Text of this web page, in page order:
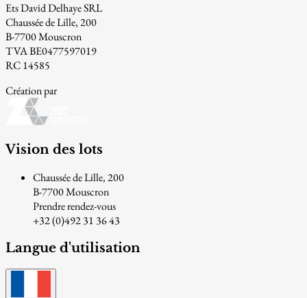
Ets David Delhaye SRL
Chaussée de Lille, 200
B-7700 Mouscron
TVA BE0477597019
RC 14585
Création par
Vision des lots
Chaussée de Lille, 200
B-7700 Mouscron
Prendre rendez-vous
+32 (0)492 31 36 43
Langue d'utilisation